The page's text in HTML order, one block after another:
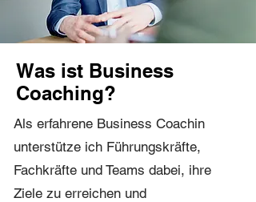
Was ist Business
Coaching?
Als erfahrene Business Coachin
unterstütze ich Führungskräfte,
Fachkräfte und Teams dabei, ihre
Ziele zu erreichen und